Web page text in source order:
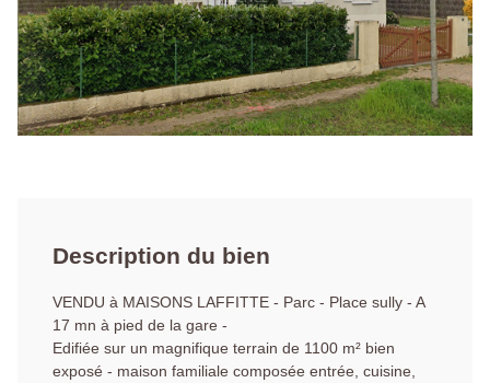
Description du bien
VENDU à MAISONS LAFFITTE - Parc - Place sully - A
17 mn à pied de la gare -
Edifiée sur un magnifique terrain de 1100 m² bien
exposé - maison familiale composée entrée, cuisine,